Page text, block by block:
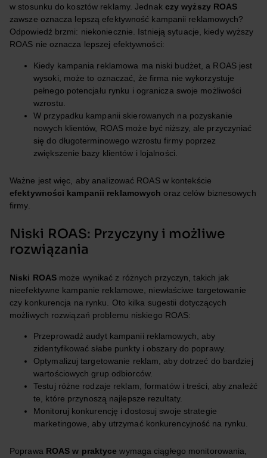
w stosunku do kosztów reklamy. Jednak czy wyższy ROAS
zawsze oznacza lepszą efektywność kampanii reklamowych?
Odpowiedź brzmi: niekoniecznie. Istnieją sytuacje, kiedy wyższy
ROAS nie oznacza lepszej efektywności:
Kiedy kampania reklamowa ma niski budżet, a ROAS jest
wysoki, może to oznaczać, że firma nie wykorzystuje
pełnego potencjału rynku i ogranicza swoje możliwości
wzrostu.
W przypadku kampanii skierowanych na pozyskanie
nowych klientów, ROAS może być niższy, ale przyczyniać
się do długoterminowego wzrostu firmy poprzez
zwiększenie bazy klientów i lojalności.
Ważne jest więc, aby analizować ROAS w kontekście
efektywności kampanii reklamowych oraz celów biznesowych
firmy.
Niski ROAS: Przyczyny i możliwe
rozwiązania
Niski ROAS może wynikać z różnych przyczyn, takich jak
nieefektywne kampanie reklamowe, niewłaściwe targetowanie
czy konkurencja na rynku. Oto kilka sugestii dotyczących
możliwych rozwiązań problemu niskiego ROAS:
Przeprowadź audyt kampanii reklamowych, aby
zidentyfikować słabe punkty i obszary do poprawy.
Optymalizuj targetowanie reklam, aby dotrzeć do bardziej
wartościowych grup odbiorców.
Testuj różne rodzaje reklam, formatów i treści, aby znaleźć
te, które przynoszą najlepsze rezultaty.
Monitoruj konkurencję i dostosuj swoje strategie
marketingowe, aby utrzymać konkurencyjność na rynku.
Poprawa ROAS w praktyce wymaga ciągłego monitorowania,